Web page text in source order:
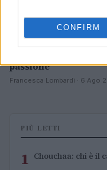
CONFIRM
passione
Francesca Lombardi · 6 Ago
PIÙ LETTI
1 Chouchaa: chi è il